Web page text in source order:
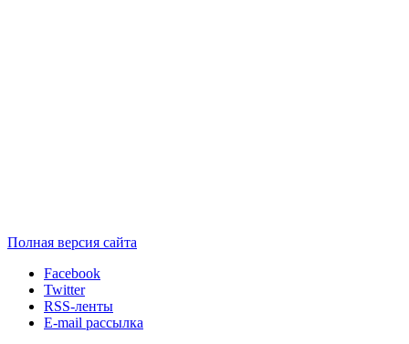
Полная версия сайта
Facebook
Twitter
RSS-ленты
E-mail рассылка